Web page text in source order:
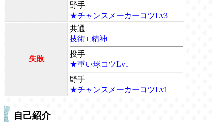
野手
★チャンスメーカーコツLv3
失敗
共通
技術+,精神+
投手
★重い球コツLv1
野手
★チャンスメーカーコツLv1
自己紹介